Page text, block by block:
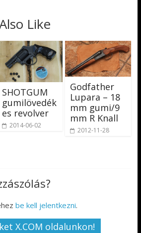
Like
SHOTGUM
gumilövedék
es revolver
2014-06-02
Godfather
Lupara – 18
mm gumi/9
mm R Knall
2012-11-28
be kell jelentkezni.
X.COM oldalunkon!